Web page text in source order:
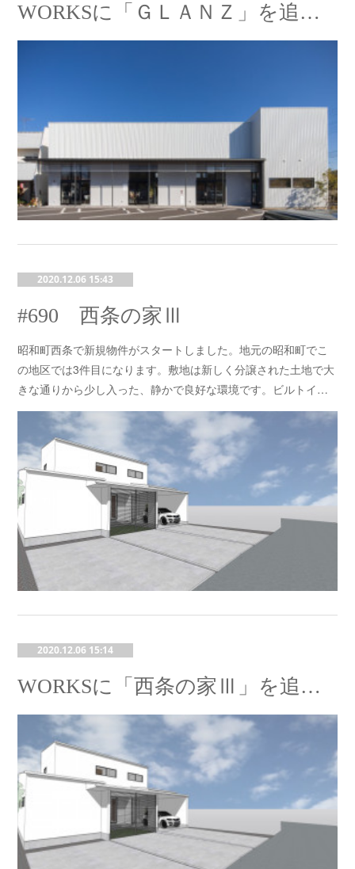
WORKSに「ＧＬＡＮＺ」を追加しました。
2020.12.06 15:43
#690 西条の家Ⅲ
昭和町西条で新規物件がスタートしました。地元の昭和町でこ
の地区では3件目になります。敷地は新しく分譲された土地で大
きな通りから少し入った、静かで良好な環境です。ビルトイ…
2020.12.06 15:14
WORKSに「西条の家Ⅲ」を追加しました。